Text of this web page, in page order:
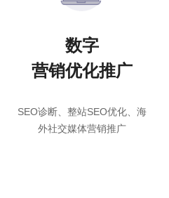
数字
营销优化推广
SEO诊断、整站SEO优化、海
外社交媒体营销推广